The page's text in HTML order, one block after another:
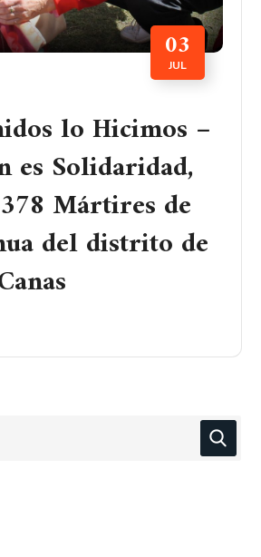
03
JUL
lo Hicimos –
es Solidaridad,
Mártires de
del distrito de